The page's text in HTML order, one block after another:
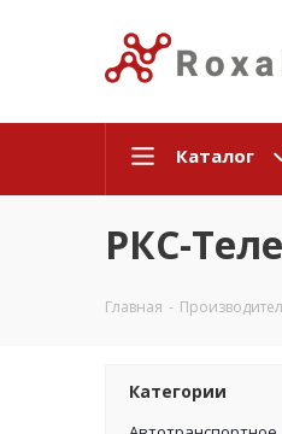
Каталог
РКС-
Главная -
Категории